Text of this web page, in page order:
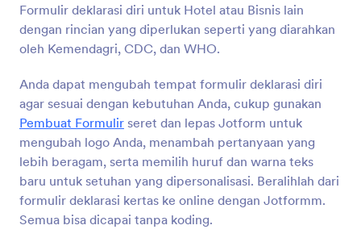
Formulir deklarasi diri untuk Hotel atau Bisnis lain
dengan rincian yang diperlukan seperti yang diarahkan
oleh Kemendagri, CDC, dan WHO.
Anda dapat mengubah tempat formulir deklarasi diri
agar sesuai dengan kebutuhan Anda, cukup gunakan
Pembuat Formulir seret dan lepas Jotform untuk
mengubah logo Anda, menambah pertanyaan yang
lebih beragam, serta memilih huruf dan warna teks
baru untuk setuhan yang dipersonalisasi. Beralihlah dari
formulir deklarasi kertas ke online dengan Jotformm.
Semua bisa dicapai tanpa koding.
untuk rem mobil, kaca spion, lampu, dan lainnya.
Anda dapat mengisi formulir di komputer, tablet,
atau ponsel cerdas mana pun, dan semua kiriman
disimpan dengan aman di akun Jotform online Anda
tim Anda. Anda bahkan dapat mengubah kiriman
menjadi dokumen PDF untuk diunduh atau dicetak
untuk catatan kantor Anda! Sesuaikan Formulir
Inspeksi Kendaraan gratis ini agar sesuai dengan
kebutuhan Anda. Gunakan Pembuat Formulir seret
dan lepas kami untuk memperbarui atau
menambahkan bidang formulir baru, sertakan logo
unik Anda, atau bahkan tambahkan bidang tanda
tangan elektronik agar petugas polisi
Pratinjau